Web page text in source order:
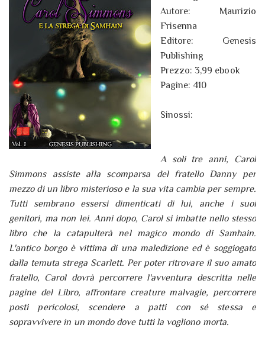
Autore: Maurizio
Frisenna
Editore: Genesis
Publishing
Prezzo: 3,99 ebook
Pagine: 410
Sinossi:
A soli tre anni, Carol
Simmons assiste alla scomparsa del fratello Danny per
mezzo di un libro misterioso e la sua vita cambia per sempre.
Tutti sembrano essersi dimenticati di lui, anche i suoi
genitori, ma non lei. Anni dopo, Carol si imbatte nello stesso
libro che la catapulterà nel magico mondo di Samhain.
L'antico borgo è vittima di una maledizione ed è soggiogato
dalla temuta strega Scarlett. Per poter ritrovare il suo amato
fratello, Carol dovrà percorrere l'avventura descritta nelle
pagine del Libro, affrontare creature malvagie, percorrere
posti pericolosi, scendere a patti con sé stessa e
sopravvivere in un mondo dove tutti la vogliono morta.